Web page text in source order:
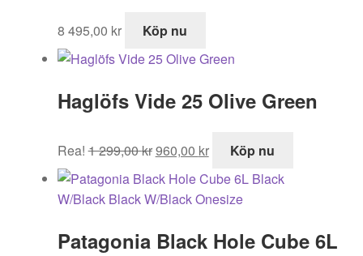
8 495,00 kr Köp nu
Haglöfs Vide 25 Olive Green
Rea! 1 299,00kr
ursprungliga
priset
var:
299,00 kr.
960,00 kr
nuvarande
priset
är:
Köp nu
Patagonia Black Hole Cube 6L